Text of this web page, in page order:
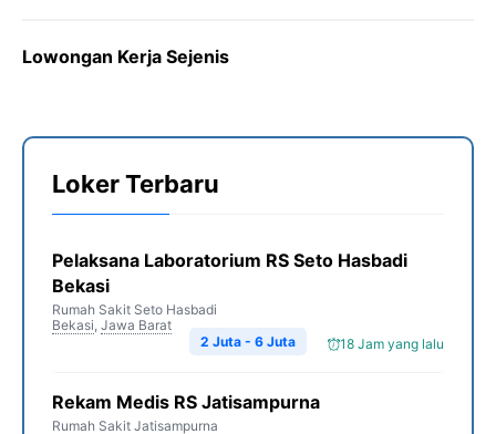
e
o
k
t
e
e
r
m
t
A
p
y
i
Lowongan Kerja Sejenis
Loker Terbaru
Pelaksana Laboratorium RS Seto Hasbadi
Bekasi
Rumah Sakit Seto Hasbadi
Bekasi, Jawa Barat
18 Jam yang lalu
2 Juta - 6 Juta
Rekam Medis RS Jatisampurna
Rumah Sakit Jatisampurna